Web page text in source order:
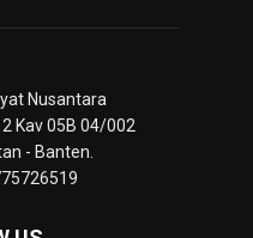
Nusantara
Kav 05B 04/002
- Banten.